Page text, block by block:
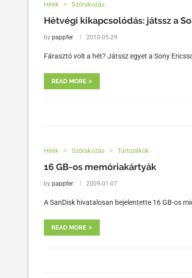
Hírek Szórakozás
Hétvégi kikapcsolódás: játssz a
by pappfer 2010-05-29
Fárasztó volt a hét? Játssz egyet a Sony
READ MORE
Hírek Szórakozás Tartozékok
16 GB-os memóriakártyák
by pappfer 2009-01-07
A SanDisk hivatalosan bejelentette 16 GB-os
READ MORE